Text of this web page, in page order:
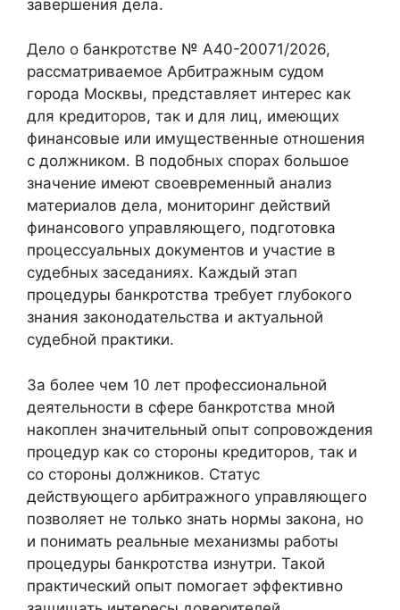
завершения дела.
Дело о банкротстве № А40-20071/2026,
рассматриваемое Арбитражным судом
города Москвы, представляет интерес как
для кредиторов, так и для лиц, имеющих
финансовые или имущественные отношения
с должником. В подобных спорах большое
значение имеют своевременный анализ
материалов дела, мониторинг действий
финансового управляющего, подготовка
процессуальных документов и участие в
судебных заседаниях. Каждый этап
процедуры банкротства требует глубокого
знания законодательства и актуальной
судебной практики.
За более чем 10 лет профессиональной
деятельности в сфере банкротства мной
накоплен значительный опыт сопровождения
процедур как со стороны кредиторов, так и
со стороны должников. Статус
действующего арбитражного управляющего
позволяет не только знать нормы закона, но
и понимать реальные механизмы работы
процедуры банкротства изнутри. Такой
практический опыт помогает эффективно